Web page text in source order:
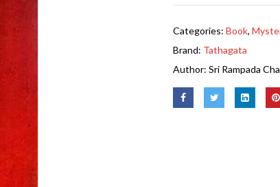
Categories: Book,
Brand: Tathagata
Author: Sri Rampada